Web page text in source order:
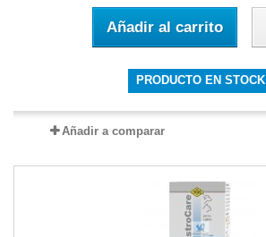
Añadir al carrito
PRODUCTO EN STOCK
Añadir a comparar